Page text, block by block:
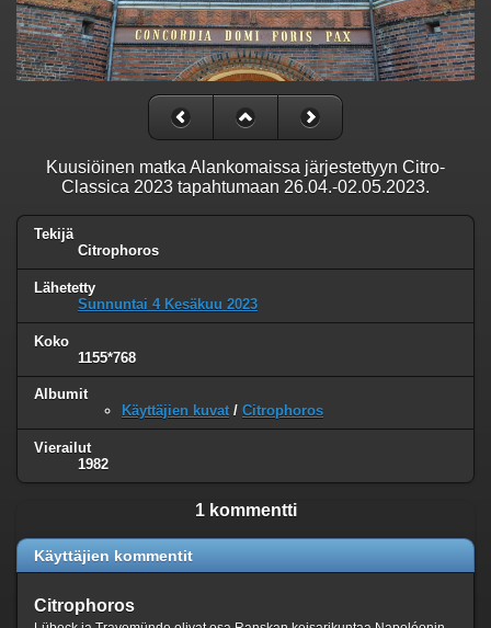
Kuusiöinen matka Alankomaissa järjestettyyn Citro-
Classica 2023 tapahtumaan 26.04.-02.05.2023.
Tekijä
Citrophoros
Lähetetty
Sunnuntai 4 Kesäkuu 2023
Koko
1155*768
Albumit
Käyttäjien kuvat / Citrophoros
Vierailut
1982
1 kommentti
Käyttäjien kommentit
Citrophoros